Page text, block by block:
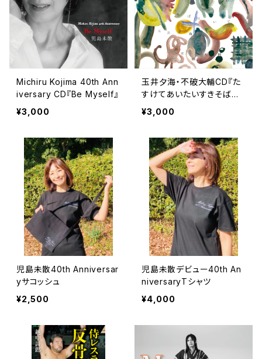
Michiru Kojima 40th Ann
iversary CD『Be Myself』
¥3,000
玉井夕海・不破大輔CD『た
すけてあいたいすきそばに
いて』
¥3,000
児島未散40th Anniversar
yサコッシュ
¥2,500
児島未散デビュー40th An
niversaryTシャツ
¥4,000